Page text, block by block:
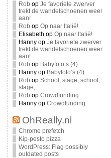
Rob op Je favoriete zwerver
trekt de wandelschoenen weer
aan!
Rob op Op naar Italië!
Elisabeth op Op naar Italië!
Hannyop Je favoriete zwerver
trekt de wandelschoenen weer
aan!
Rob op Babyfoto’s (4)
Hannyop Babyfoto’s (4)
Rob op School, stage, school,
stage, …
Rob op Crowdfunding
Hannyop Crowdfunding
OhReally.nl
Chrome prefetch
Kip-pesto pizza
WordPress: Flag possibly
outdated posts